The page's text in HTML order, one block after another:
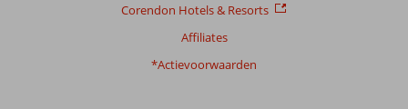
Corendon Hotels & Resorts
Affiliates
*Actievoorwaarden